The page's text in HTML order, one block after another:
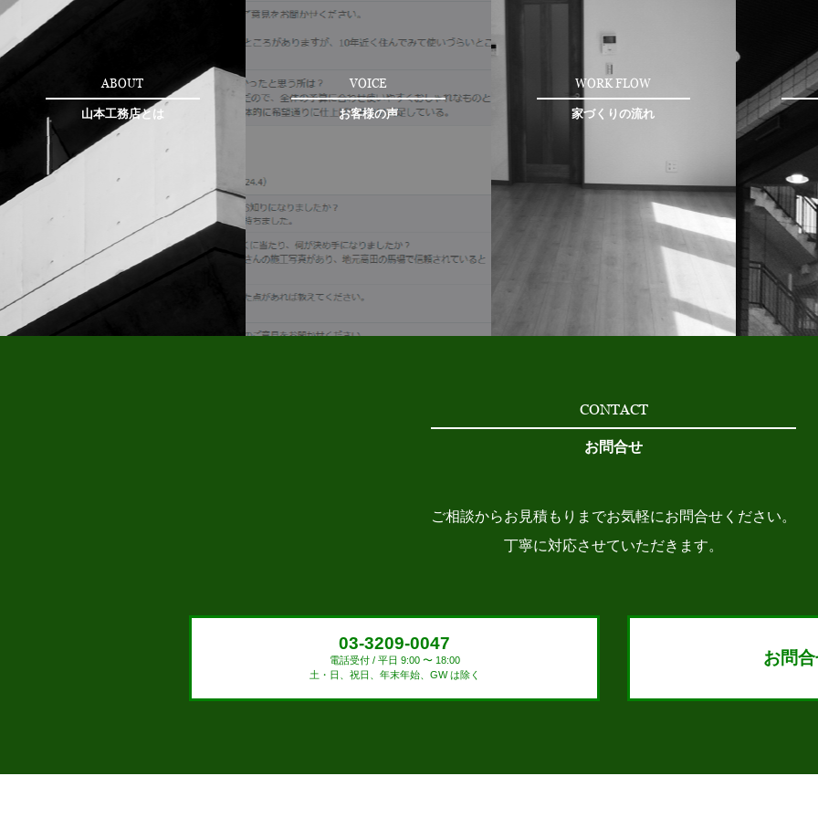
ABOUT
山本工務店とは
VOICE
お客様の声
WORK FLOW
家づくりの流れ
CONTACT
お問合せ
ご相談からお見積もりまでお気軽にお問合せください。
丁寧に対応させていただきます。
03-3209-0047
電話受付 / 平日 9:00 〜 18:00
土・日、祝日、年末年始、GW は除く
お問